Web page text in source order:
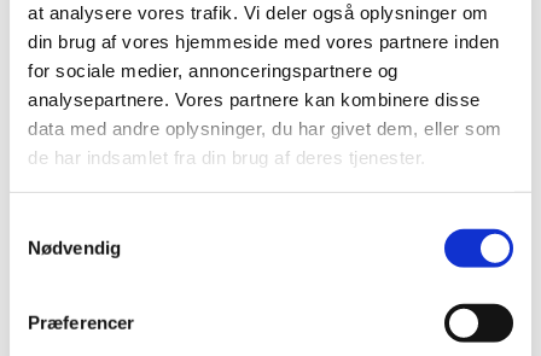
at analysere vores trafik. Vi deler også oplysninger om
din brug af vores hjemmeside med vores partnere inden
for sociale medier, annonceringspartnere og
analysepartnere. Vores partnere kan kombinere disse
data med andre oplysninger, du har givet dem, eller som
de har indsamlet fra din brug af deres tjenester.
Nødvendig
Præferencer
Specifikationer
Brand
Andre har også kigget
på...
-26%